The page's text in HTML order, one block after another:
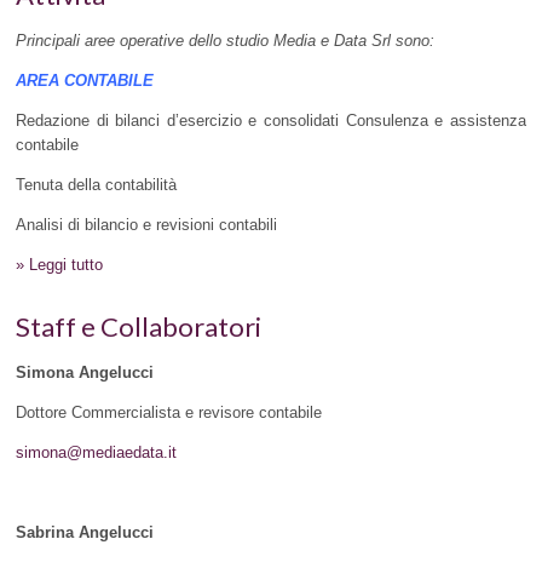
Principali aree operative dello studio Media e Data Srl sono:
AREA CONTABILE
Redazione di bilanci d’esercizio e consolidati Consulenza e assistenza
contabile
Tenuta della contabilità
Analisi di bilancio e revisioni contabili
» Leggi tutto
Staff e Collaboratori
Simona Angelucci
Dottore Commercialista e revisore contabile
simona@mediaedata.it
Sabrina Angelucci